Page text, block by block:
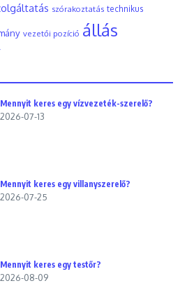
szórakoztatás technikus
vezetői pozíció állás
Mennyit keres egy vízvezeték-szerelő?
2026-07-13
Mennyit keres egy villanyszerelő?
2026-07-25
Mennyit keres egy testőr?
2026-08-09